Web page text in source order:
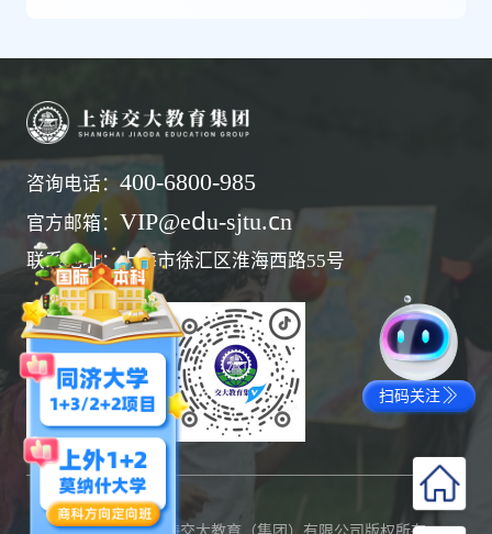
扫码关注
咨询电话： 400-6800-985
官方邮箱： VIP@edu-sjtu.cn
联系地址：上海市徐汇区淮海西路55号